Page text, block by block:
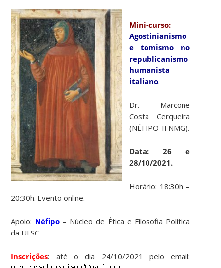
Mini-curso:
Agostinianismo
e tomismo no
republicanismo
humanista
italiano.
Dr. Marcone
Costa Cerqueira
(NÉFIPO-IFNMG).
Data: 26 e
28/10/2021.
Horário: 18:30h –
20:30h. Evento online.
Apoio: Néfipo– Núcleo de Ética e Filosofia Política
da UFSC.
Inscrições: até o dia 24/10/2021 pelo email: